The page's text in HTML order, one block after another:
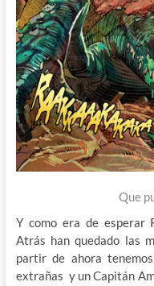
Que
Y como era de esperar
Atrás han quedado las
partir de ahora
extrañas y un Capitán